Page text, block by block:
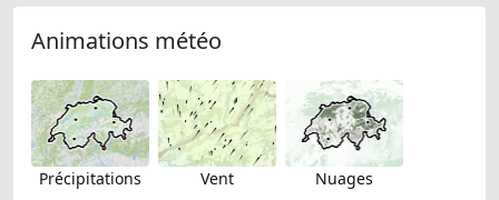
Animations météo
Précipitations Vent Nuages